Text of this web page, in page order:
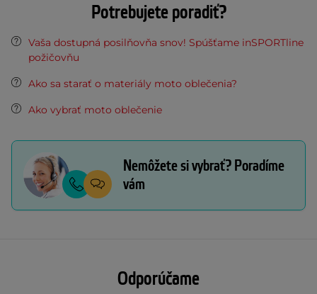
Potrebujete poradiť?
Vaša dostupná posilňovňa snov! Spúšťame inSPORTline
požičovňu
Ako sa starať o materiály moto oblečenia?
Ako vybrať moto oblečenie
Nemôžete si vybrať? Poradíme
vám
Odporúčame